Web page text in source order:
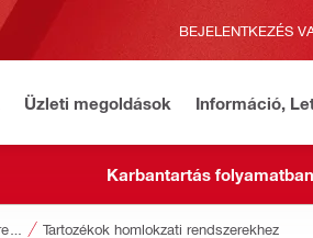
BEJELENTKEZÉS
Üzleti megoldások Információ,
Karbantartás folyamatban
Tartozékok homlokzati rendszerekhez